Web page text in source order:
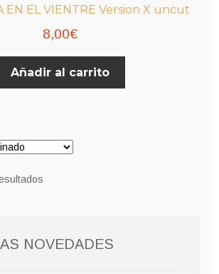
EN EL VIENTRE Version X uncut
8,00€
Añadir al carrito
NOVEDADES